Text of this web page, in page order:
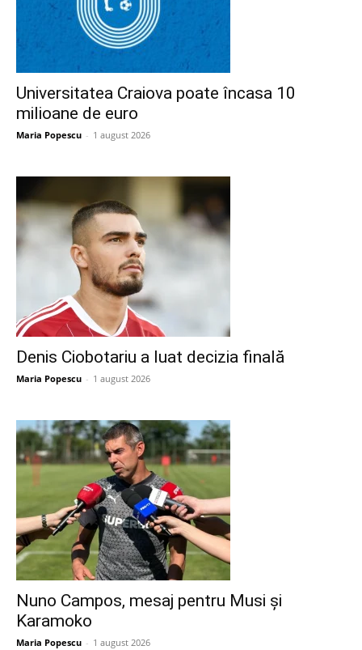
Universitatea Craiova poate încasa 10
milioane de euro
Maria Popescu - 1 august 2026
Denis Ciobotariu a luat decizia finală
Maria Popescu - 1 august 2026
Nuno Campos, mesaj pentru Musi și
Karamoko
Maria Popescu - 1 august 2026